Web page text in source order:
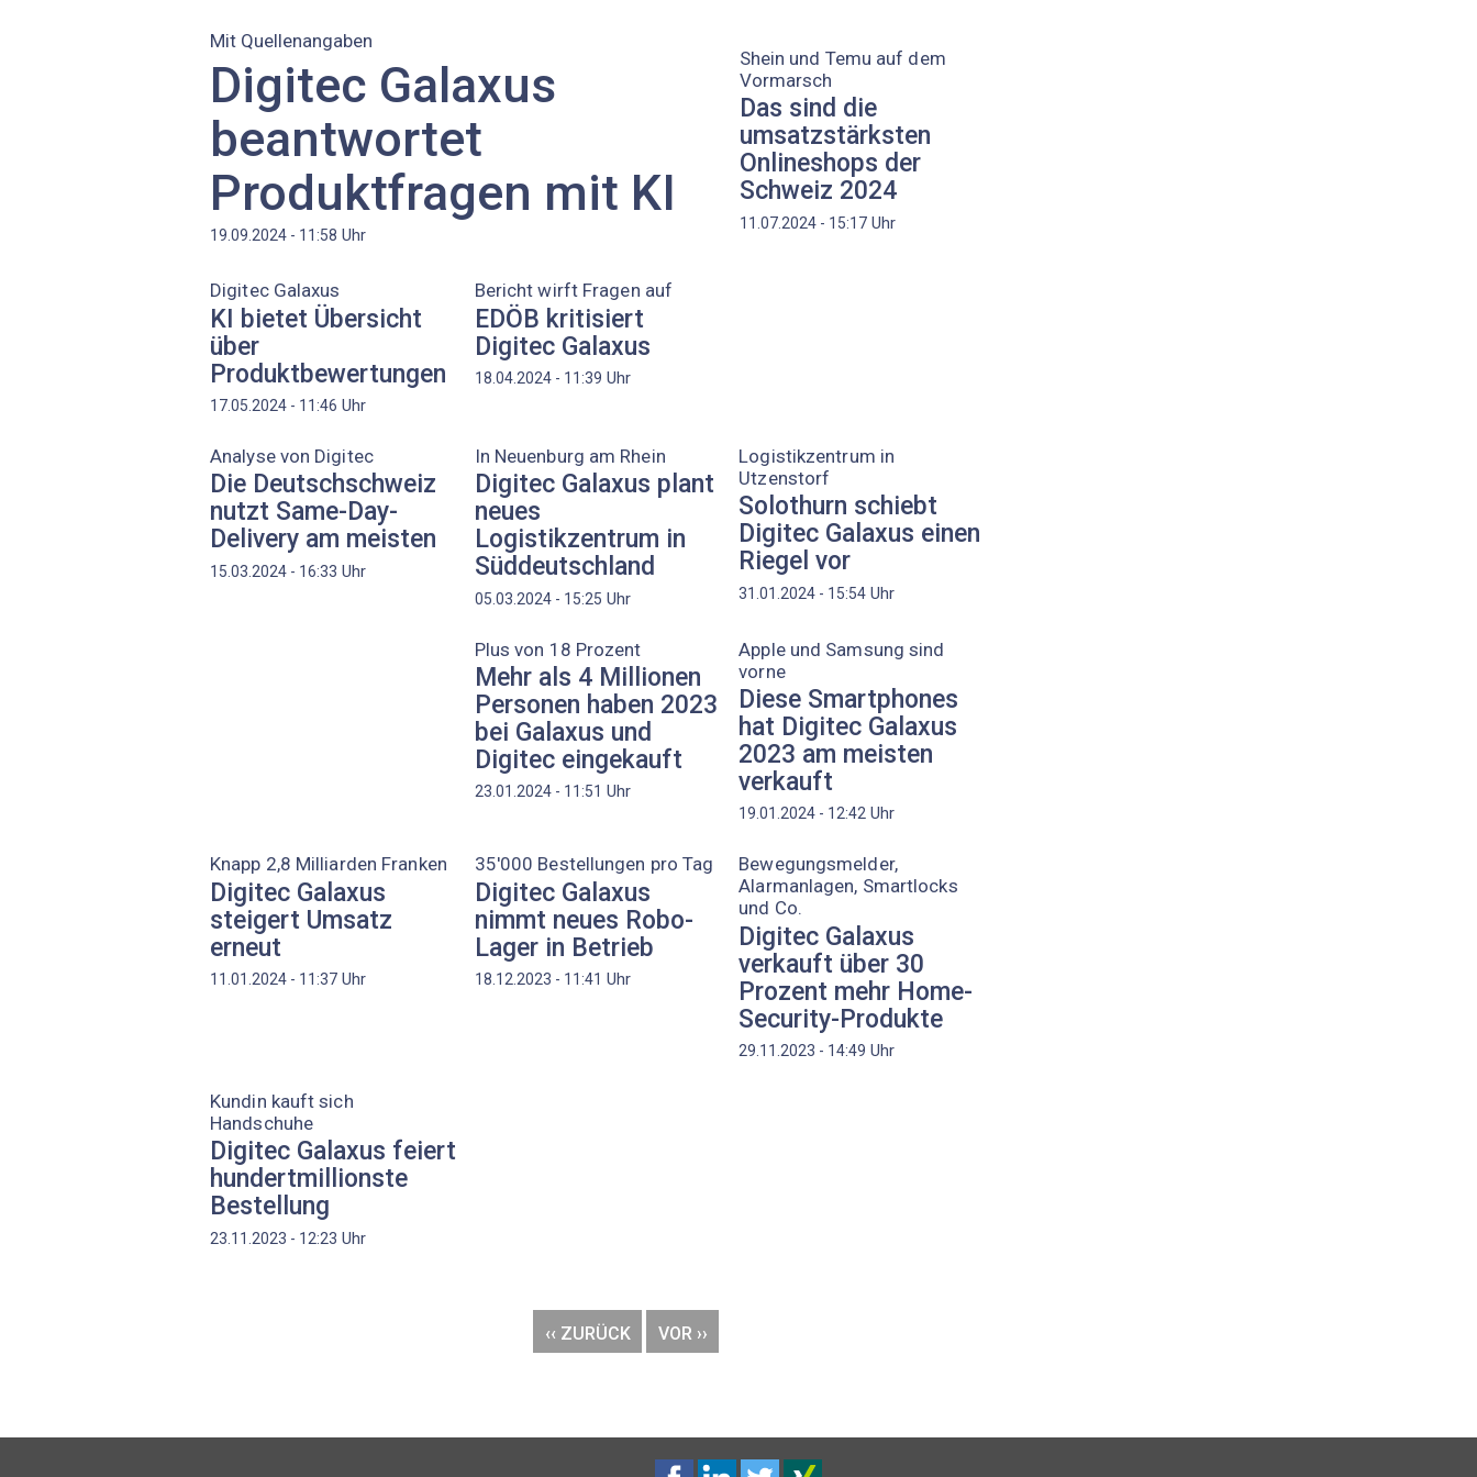
Mit Quellenangaben
Digitec Galaxus
beantwortet
Produktfragen mit KI
19.09.2024 - 11:58 Uhr
Shein und Temu auf dem
Vormarsch
Das sind die
umsatzstärksten
Onlineshops der
Schweiz 2024
11.07.2024 - 15:17Uhr
Digitec Galaxus
KI bietet Übersicht
über
Produktbewertungen
17.05.2024 - 11:46 Uhr
Bericht wirft Fragen auf
EDÖB kritisiert
Digitec Galaxus
18.04.2024 - 11:39 Uhr
Analyse von Digitec
Die Deutschschweiz
nutzt Same-Day-
Delivery am meisten
15.03.2024 - 16:33 Uhr
In Neuenburg am Rhein
Digitec Galaxus plant
neues
Logistikzentrum in
Süddeutschland
05.03.2024 - 15:25 Uhr
Logistikzentrum in
Utzenstorf
Solothurn schiebt
Digitec Galaxus einen
Riegel vor
31.01.2024 - 15:54 Uhr
Plus von 18 Prozent
Mehr als 4 Millionen
Personen haben 2023
bei Galaxus und
Digitec eingekauft
23.01.2024 - 11:51 Uhr
Apple und Samsung sind
vorne
Diese Smartphones
hat Digitec Galaxus
2023 am meisten
verkauft
19.01.2024 - 12:42 Uhr
Knapp 2,8 Milliarden Franken
Digitec Galaxus
steigert Umsatz
erneut
11.01.2024 - 11:37 Uhr
35'000 Bestellungen pro Tag
Digitec Galaxus
nimmt neues Robo-
Lager in Betrieb
18.12.2023 - 11:41 Uhr
Bewegungsmelder,
Alarmanlagen, Smartlocks
und Co.
Digitec Galaxus
verkauft über 30
Prozent mehr Home-
Security-Produkte
29.11.2023 - 14:49 Uhr
Kundin kauft sich
Handschuhe
Digitec Galaxus feiert
hundertmillionste
Bestellung
23.11.2023 - 12:23 Uhr
VORHERIGE
‹‹ ZURÜCK
NÄCHSTE
VOR ››